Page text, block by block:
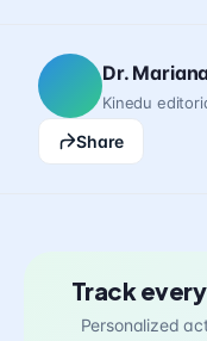
Dr.
Kinedu
Share
Track
Personalized